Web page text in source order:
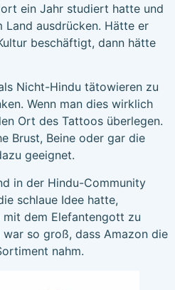
ein Jahr studiert hatte und
Land ausdrücken. Hätte er
beschäftigt, dann hätte
Nicht-Hindu tätowieren zu
Wenn man dies wirklich
Ort des Tattoos überlegen.
Brust, Beine oder gar die
geeignet.
in der Hindu-Community
schlaue Idee hatte,
mit dem Elefantengott zu
so groß, dass Amazon die
nahm.